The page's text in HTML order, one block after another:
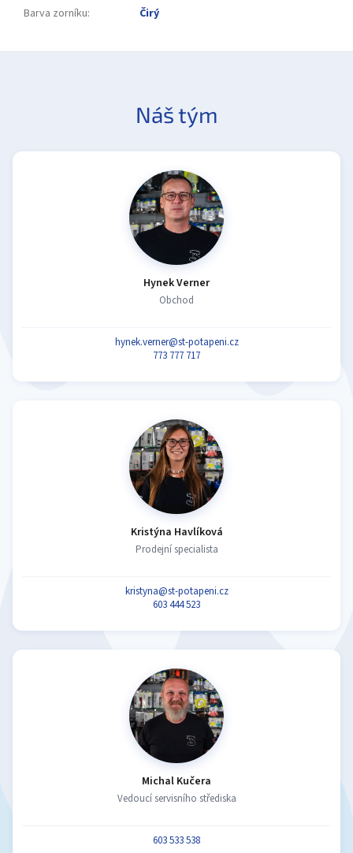
Barva zorníku: Čirý
Náš tým
Hynek Verner
Obchod
hynek.verner@st-potapeni.cz
773 777 717
Kristýna Havlíková
Prodejní specialista
kristyna@st-potapeni.cz
603 444 523
Michal Kučera
Vedoucí servisního střediska
603 533 538